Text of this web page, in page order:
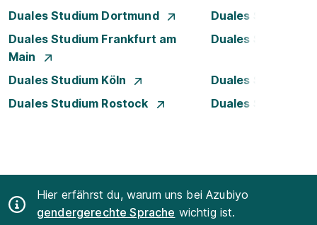
Duales Studium Dortmund
Duales Studium
Duales Studium Frankfurt am
Main
Duales Studium
Duales Studium Köln
Duales Studium
Duales Studium Rostock
Duales Studium
Hier erfährst du, warum uns bei Azubiyo
gendergerechte Sprache wichtig ist.